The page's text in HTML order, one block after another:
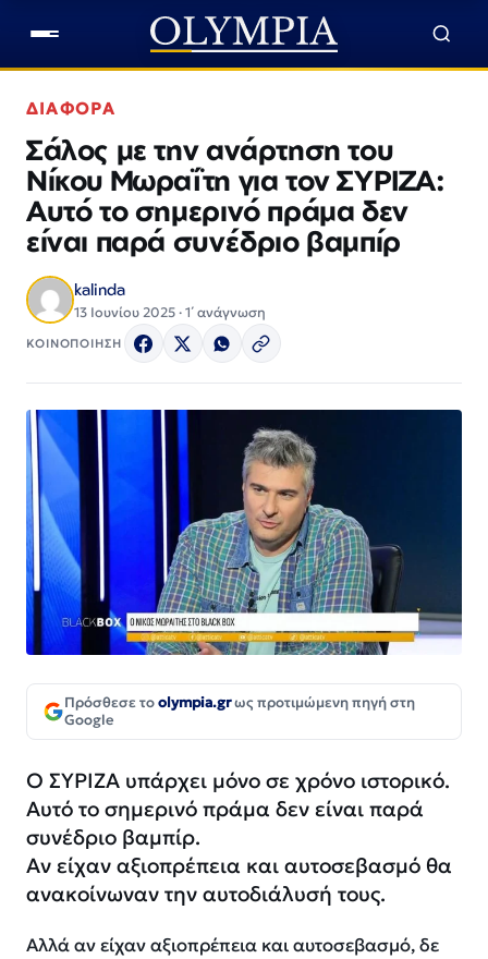
ΔΙΑΦΟΡΑ
Σάλος με την ανάρτηση του
Νίκου Μωραΐτη για τον ΣΥΡΙΖΑ:
Αυτό το σημερινό πράμα δεν
είναι παρά συνέδριο βαμπίρ
kalinda
13 Ιουνίου 2025 · 1΄ ανάγνωση
ΚΟΙΝΟΠΟΙΗΣΗ
Πρόσθεσε τοolympia.grως προτιμώμενη πηγή στη
Google
Ο ΣΥΡΙΖΑ υπάρχει μόνο σε χρόνο ιστορικό.
Αυτό το σημερινό πράμα δεν είναι παρά
συνέδριο βαμπίρ.
Αν είχαν αξιοπρέπεια και αυτοσεβασμό θα
ανακοίνωναν την αυτοδιάλυσή τους.
Αλλά αν είχαν αξιοπρέπεια και αυτοσεβασμό, δε